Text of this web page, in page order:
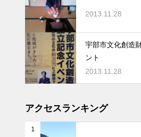
2013.11.28
宇部市文化創造
ント
2013.11.28
アクセスランキング
1